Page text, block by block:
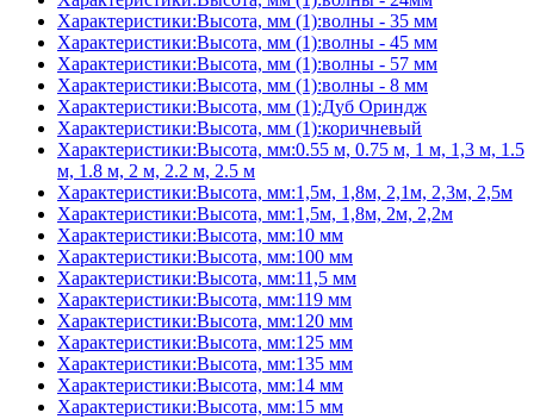
Характеристики:Высота, мм (1):волны - 35 мм
Характеристики:Высота, мм (1):волны - 45 мм
Характеристики:Высота, мм (1):волны - 57 мм
Характеристики:Высота, мм (1):волны - 8 мм
Характеристики:Высота, мм (1):Дуб Ориндж
Характеристики:Высота, мм (1):коричневый
Характеристики:Высота, мм:0.55 м, 0.75 м, 1 м, 1,3 м, 1.5
м, 1.8 м, 2 м, 2.2 м, 2.5 м
Характеристики:Высота, мм:1,5м, 1,8м, 2,1м, 2,3м, 2,5м
Характеристики:Высота, мм:1,5м, 1,8м, 2м, 2,2м
Характеристики:Высота, мм:10 мм
Характеристики:Высота, мм:100 мм
Характеристики:Высота, мм:11,5 мм
Характеристики:Высота, мм:119 мм
Характеристики:Высота, мм:120 мм
Характеристики:Высота, мм:125 мм
Характеристики:Высота, мм:135 мм
Характеристики:Высота, мм:14 мм
Характеристики:Высота, мм:15 мм